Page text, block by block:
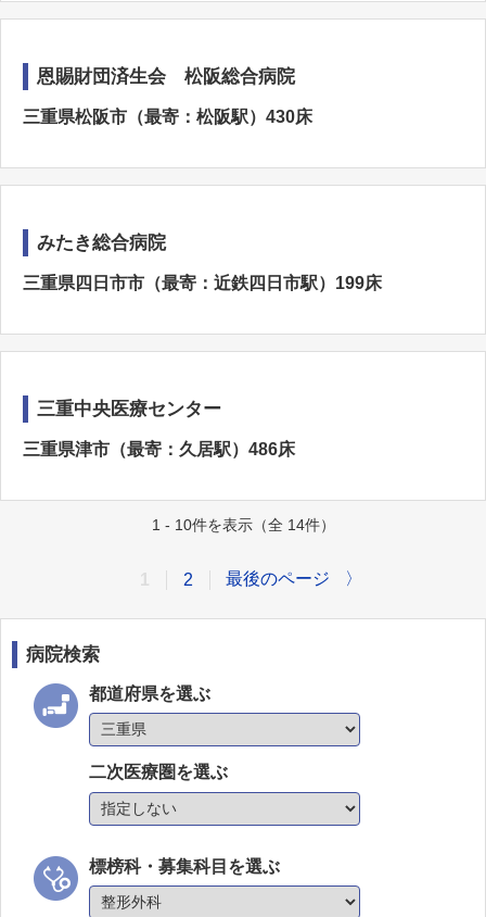
恩賜財団済生会 松阪総合病院
三重県松阪市（最寄：松阪駅）430床
みたき総合病院
三重県四日市市（最寄：近鉄四日市駅）199床
三重中央医療センター
三重県津市（最寄：久居駅）486床
1 - 10件を表示（全 14件）
2 最後のページ 〉
病院検索
都道府県を選ぶ
二次医療圏を選ぶ
標榜科・募集科目を選ぶ